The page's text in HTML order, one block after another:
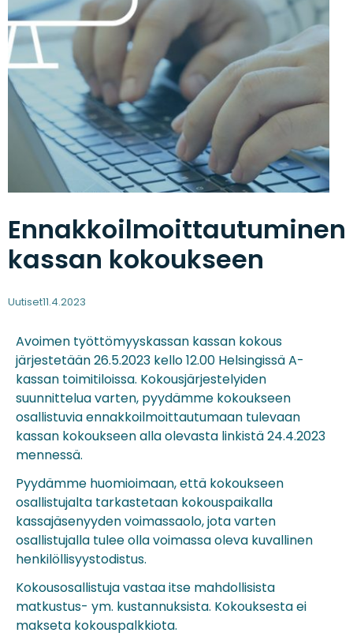
Ennakkoilmoittautuminen
kassan kokoukseen
Uutiset11.4.2023
Avoimen työttömyyskassan kassan kokous
järjestetään 26.5.2023 kello 12.00 Helsingissä A-
kassan toimitiloissa. Kokousjärjestelyiden
suunnittelua varten, pyydämme kokoukseen
osallistuvia ennakkoilmoittautumaan tulevaan
kassan kokoukseen alla olevasta linkistä 24.4.2023
mennessä.
Pyydämme huomioimaan, että kokoukseen
osallistujalta tarkastetaan kokouspaikalla
kassajäsenyyden voimassaolo, jota varten
osallistujalla tulee olla voimassa oleva kuvallinen
henkilöllisyystodistus.
Kokousosallistuja vastaa itse mahdollisista
matkustus- ym. kustannuksista. Kokouksesta ei
makseta kokouspalkkiota.